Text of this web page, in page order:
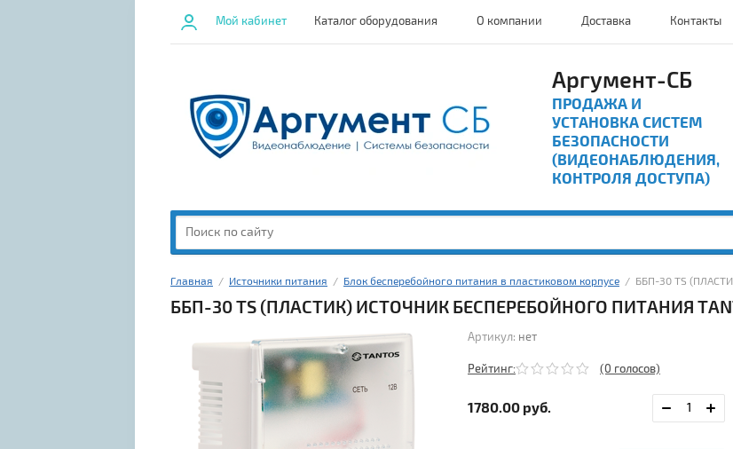
Мой кабинет Каталог оборудования О компании Доставка Контакты
Аргумент-СБ
ПРОДАЖА И
УСТАНОВКА СИСТЕМ
БЕЗОПАСНОСТИ
(ВИДЕОНАБЛЮДЕНИЯ,
КОНТРОЛЯ ДОСТУПА)
Главная
  /
Источники питания
  /
Блок бесперебойного питания в пластиковом корпусе
/  ББП-30 TS
ББП-30 TS (ПЛАСТИК) ИСТОЧНИК БЕСПЕРЕБОЙНОГО ПИТАНИЯ
Артикул: нет
Рейтинг: (0 голосов)
1780.00 руб.